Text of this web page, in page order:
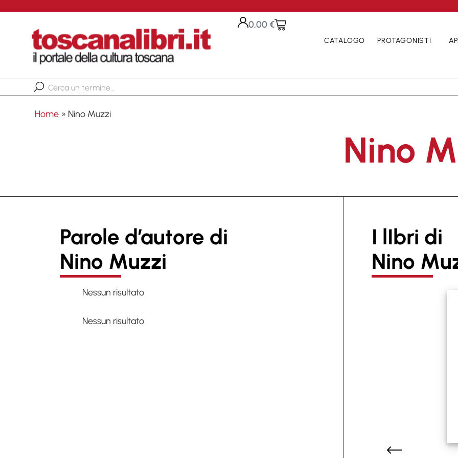
0,00€
CATALOGO PROTAGONISTI
Home » Nino Muzzi
Nino
Parole d’autore di
Nino Muzzi
Nessun risultato
Nessun risultato
I lIbri di
Nino